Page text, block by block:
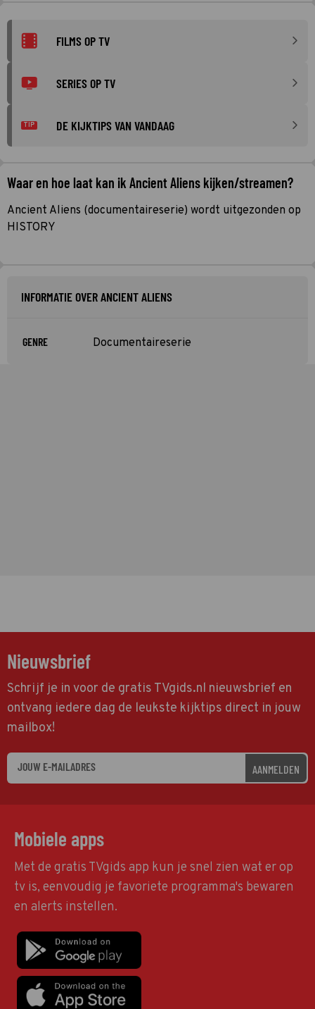
FILMS OP TV
SERIES OP TV
TIP DE KIJKTIPS VAN VANDAAG
Waar en hoe laat kan ik Ancient Aliens kijken/streamen?
Ancient Aliens (documentaireserie) wordt uitgezonden op
HISTORY
INFORMATIE OVER ANCIENT ALIENS
GENRE Documentaireserie
Nieuwsbrief
Schrijf je in voor de gratis TVgids.nl nieuwsbrief en
ontvang iedere dag de leukste kijktips direct in jouw
mailbox!
AANMELDEN
Mobiele apps
Met de gratis TVgids app kun je snel zien wat er op
tv is, eenvoudig je favoriete programma's bewaren
en alerts instellen.